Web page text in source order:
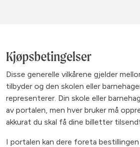
Kjøpsbetingelser
Disse generelle vilkårene gjelder
tilbyder og den skolen eller
representerer. Din skole eller
av portalen, men hver bruker må
akkurat du skal få dine billetter
I portalen kan dere foreta